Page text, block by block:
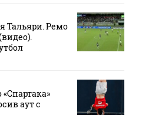
Тальяри. Ремо
аут с